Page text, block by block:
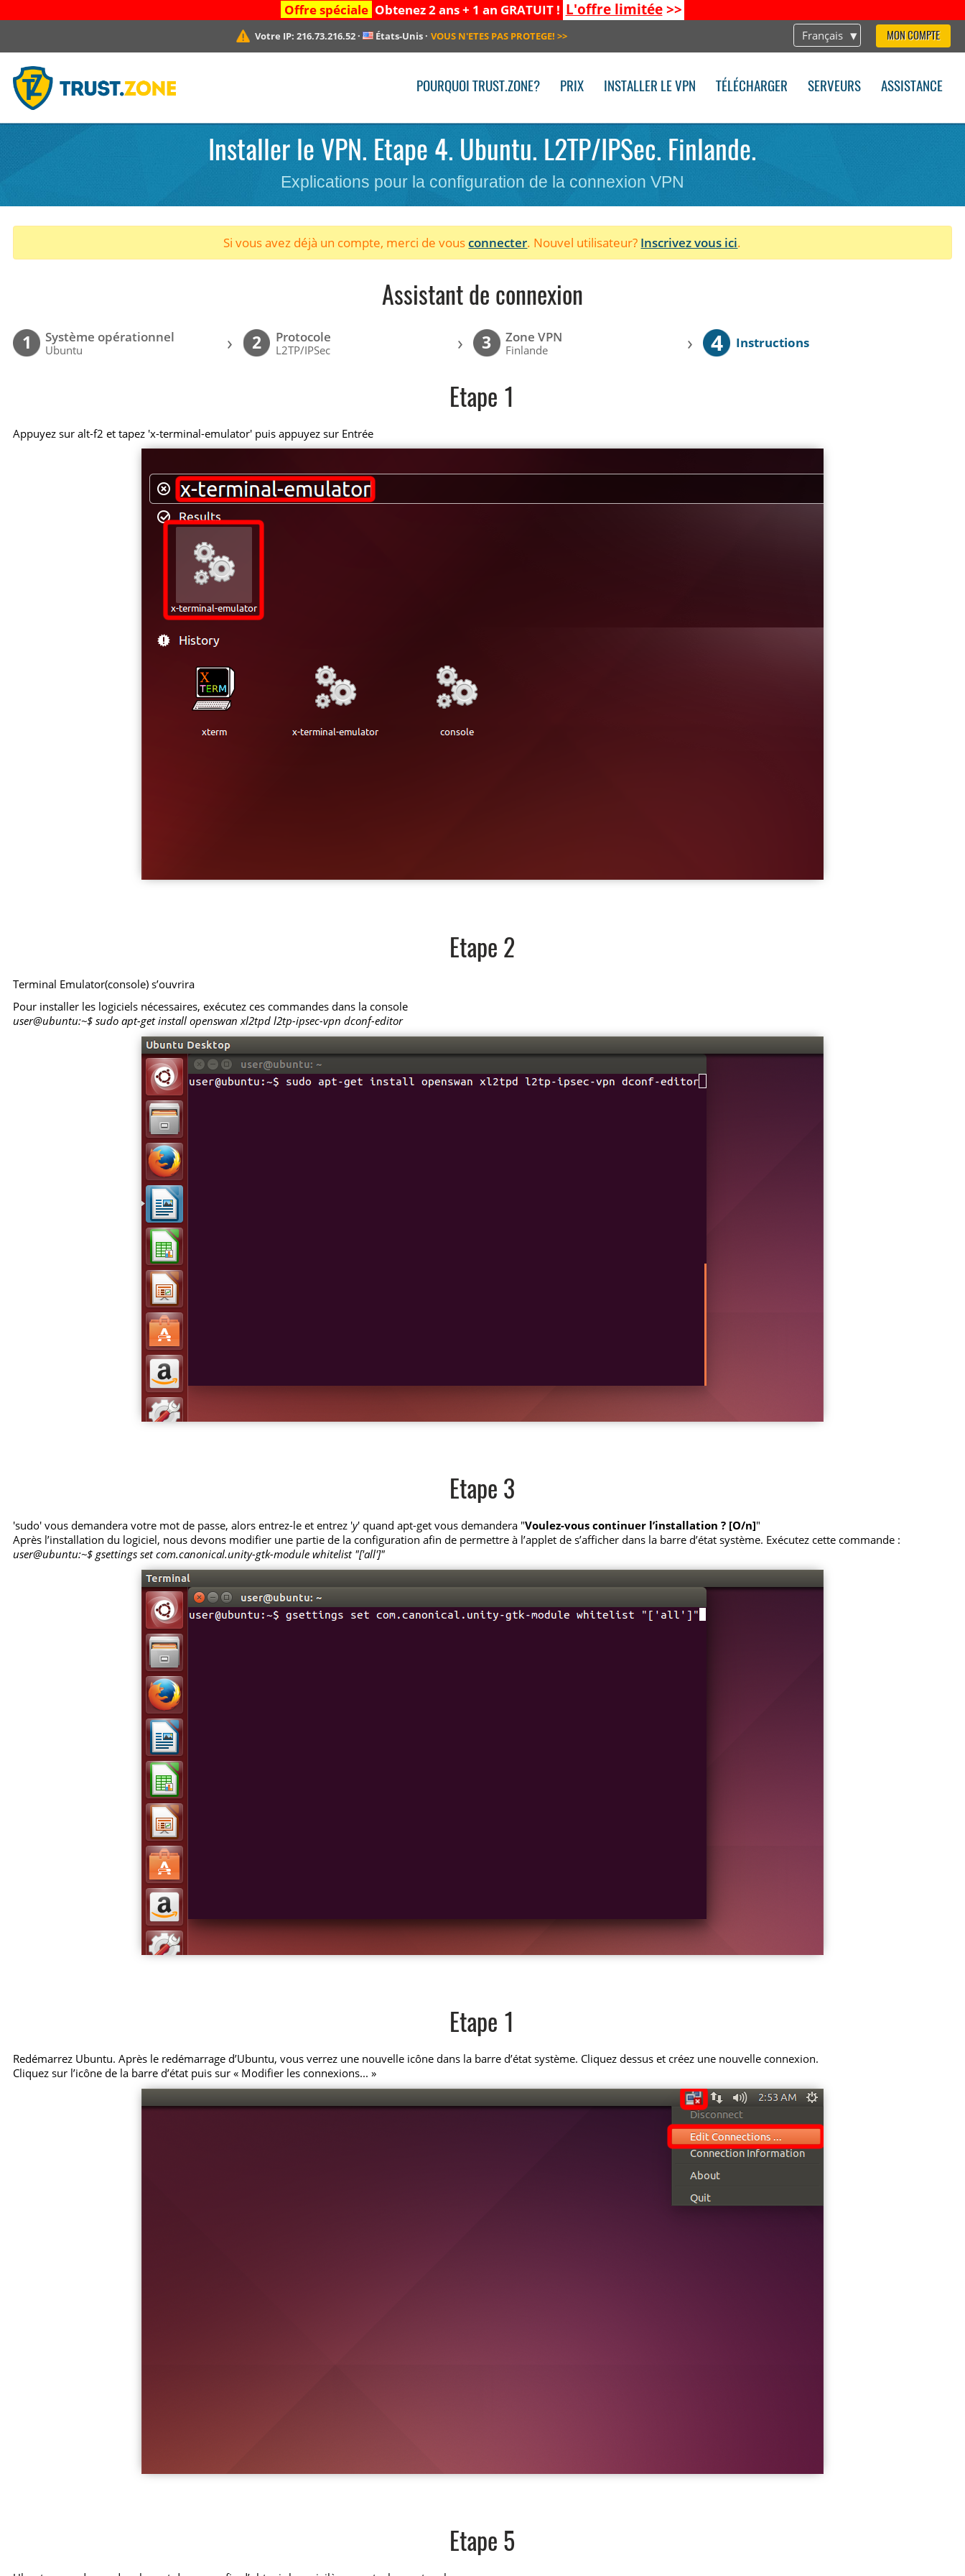
Offre spéciale Obtenez 2 ans + 1 an GRATUIT ! L'offre limitée>>
Français MON COMPTE
Votre IP:216.73.216.52 · États-Unis · VOUS N'ETES PAS PROTEGE! >>
POURQUOI TRUST.ZONE? PRIX INSTALLER LE VPN TÉLÉCHARGER SERVEURS ASSISTANCE
Installer le VPN. Etape 4. Ubuntu. L2TP/IPSec. Finlande.
Explications pour la configuration de la connexion VPN
Si vous avez déjà un compte, merci de vousconnecter. Nouvel utilisateur? Inscrivez vous ici.
Assistant de connexion
1 Système opérationnel
Ubuntu › 2 Protocole
L2TP/IPSec › 3 Zone VPN
Finlande › 4 Instructions
Etape 1
Appuyez sur alt-f2 et tapez 'x-terminal-emulator' puis appuyez sur Entrée
Etape 2
Terminal Emulator(console) s’ouvrira
Pour installer les logiciels nécessaires, exécutez ces commandes dans la console
user@ubuntu:~$ sudo apt-get install openswan xl2tpd l2tp-ipsec-vpn dconf-editor
Etape 3
'sudo' vous demandera votre mot de passe, alors entrez-le et entrez 'y' quand apt-get vous demandera "Voulez-vous continuer l’installation ? [O/n]"
Après l’installation du logiciel, nous devons modifier une partie de la configuration afin de permettre à l’applet de s’afficher dans la barre d’état système. Exécutez cette commande :
user@ubuntu:~$ gsettings set com.canonical.unity-gtk-module whitelist "['all']"
Etape 1
Redémarrez Ubuntu. Après le redémarrage d’Ubuntu, vous verrez une nouvelle icône dans la barre d’état système. Cliquez dessus et créez une nouvelle connexion.
Cliquez sur l’icône de la barre d’état puis sur « Modifier les connexions... »
Etape 5